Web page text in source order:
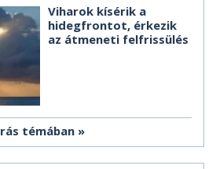
Viharok kísérik a
hidegfrontot, érkezik
az átmeneti felfrissülés
témában